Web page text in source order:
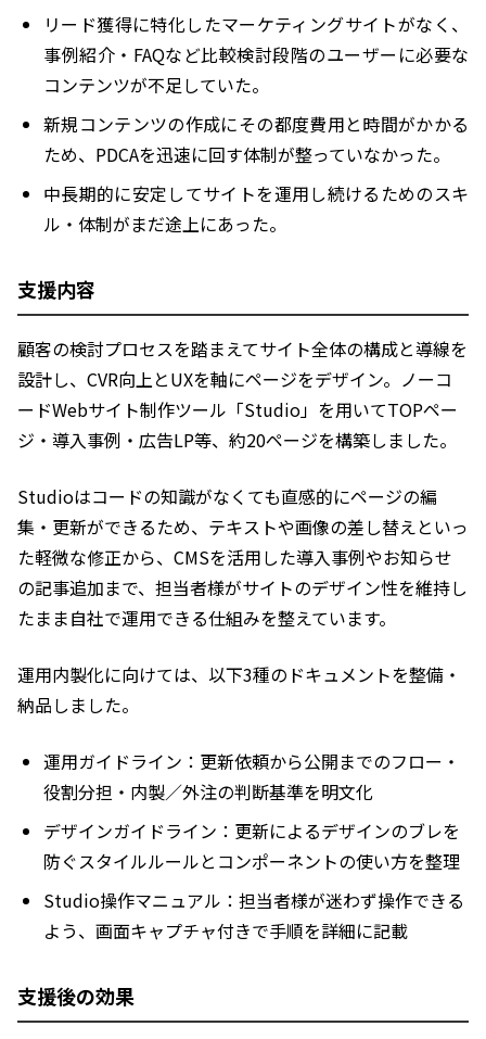
リード獲得に特化したマーケティングサイトがなく、
事例紹介・FAQなど比較検討段階のユーザーに必要な
コンテンツが不足していた。
新規コンテンツの作成にその都度費用と時間がかかる
ため、PDCAを迅速に回す体制が整っていなかった。
中長期的に安定してサイトを運用し続けるためのスキ
ル・体制がまだ途上にあった。
支援内容
顧客の検討プロセスを踏まえてサイト全体の構成と導線を
設計し、CVR向上とUXを軸にページをデザイン。ノーコ
ードWebサイト制作ツール「Studio」を用いてTOPペー
ジ・導入事例・広告LP等、約20ページを構築しました。
Studioはコードの知識がなくても直感的にページの編
集・更新ができるため、テキストや画像の差し替えといっ
た軽微な修正から、CMSを活用した導入事例やお知らせ
の記事追加まで、担当者様がサイトのデザイン性を維持し
たまま自社で運用できる仕組みを整えています。
運用内製化に向けては、以下3種のドキュメントを整備・
納品しました。
運用ガイドライン：更新依頼から公開までのフロー・
役割分担・内製／外注の判断基準を明文化
デザインガイドライン：更新によるデザインのブレを
防ぐスタイルルールとコンポーネントの使い方を整理
Studio操作マニュアル：担当者様が迷わず操作できる
よう、画面キャプチャ付きで手順を詳細に記載
支援後の効果